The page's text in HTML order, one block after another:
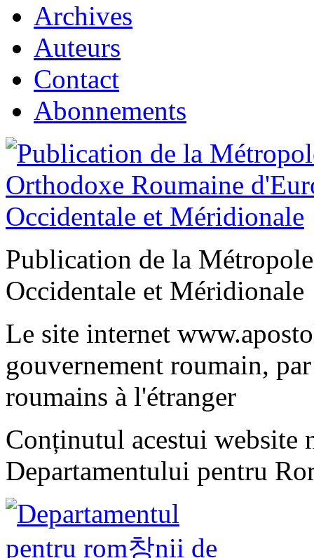
Archives
Auteurs
Contact
Abonnements
Publication de la
Occidentale et Méridionale
Le site internet
gouvernement roumain,
roumains à l'étranger
Conținutul acestui website
Departamentului pentru